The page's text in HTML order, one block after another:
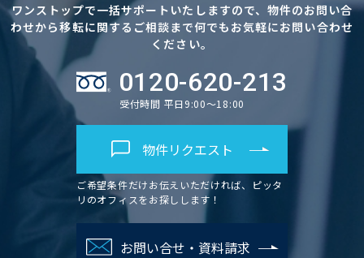
ワンストップで一括サポートいたしますので、物件のお問い合
わせから移転に関するご相談まで何でもお気軽にお問い合わせ
ください。
0120-620-213
受付時間 平日9:00～18:00
物件リクエスト
ご希望条件だけお伝えいただければ、ピッタ
リのオフィスをお探しします！
お問い合せ・資料請求